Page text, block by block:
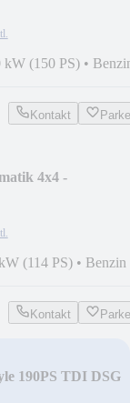
kW (150 PS) •
Kontakt
4x4 -
(114 PS) • Benzin
Kontakt
190PS TDI DSG